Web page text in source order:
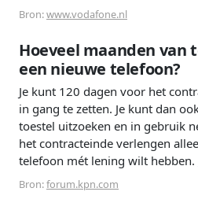
Bron:www.vodafone.nl
Hoeveel maanden van
een nieuwe telefoon?
Je kunt 120 dagen voor het
in gang te zetten. Je kunt dan
toestel uitzoeken en in gebruik
het contracteinde verlengen
telefoon mét lening wilt hebben.
Bron:forum.kpn.com